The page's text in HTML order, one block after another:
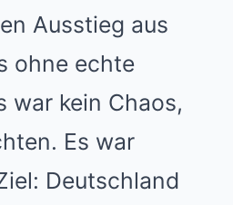
Ausstieg aus
ohne echte
war kein Chaos,
Es war
Deutschland